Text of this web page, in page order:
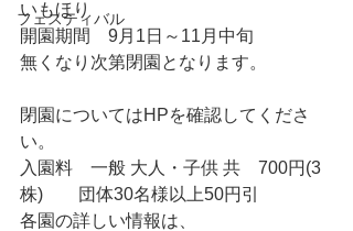
フェスティバル
いもほり
開園期間　9月1日～11月中旬
無くなり次第閉園となります。
閉園についてはHPを確認してくださ
い。
入園料　一般 大人・子供 共　700円(3
株)　　団体30名様以上50円引
各園の詳しい情報は、